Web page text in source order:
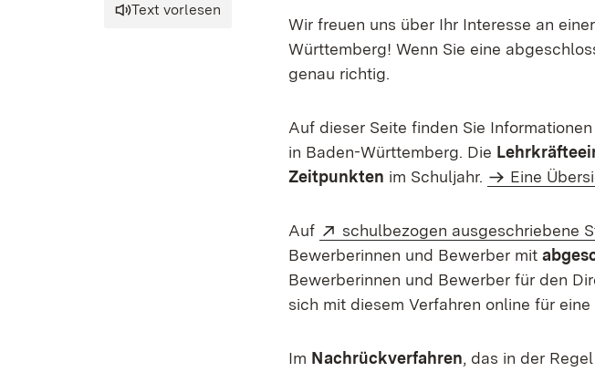
Text vorlesen
Wir freuen uns über Ihr Interesse an
Württemberg! Wenn Sie eine
genau richtig.
Auf dieser Seite finden Sie
in Baden-Württemberg. Die
Zeitpunkten im Schuljahr. Eine
Auf Extern:
schulbezogen ausgeschriebene
Bewerberinnen und Bewerber mit
Bewerberinnen und Bewerber für den
sich mit diesem Verfahren online für
Im Nachrückverfahren, das in der